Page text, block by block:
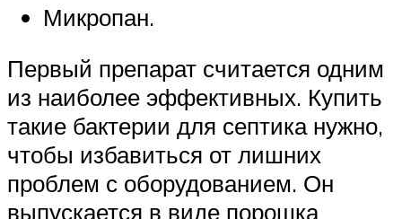
Микропан.
Первый препарат считается одним
из наиболее эффективных. Купить
такие бактерии для септика нужно,
чтобы избавиться от лишних
проблем с оборудованием. Он
выпускается в виде порошка